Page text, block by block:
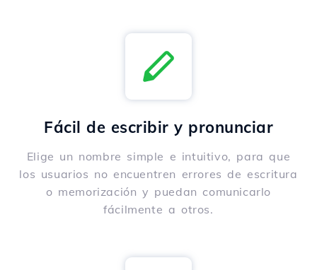
Fácil de escribir y pronunciar
Elige un nombre simple e intuitivo, para que
los usuarios no encuentren errores de escritura
o memorización y puedan comunicarlo
fácilmente a otros.